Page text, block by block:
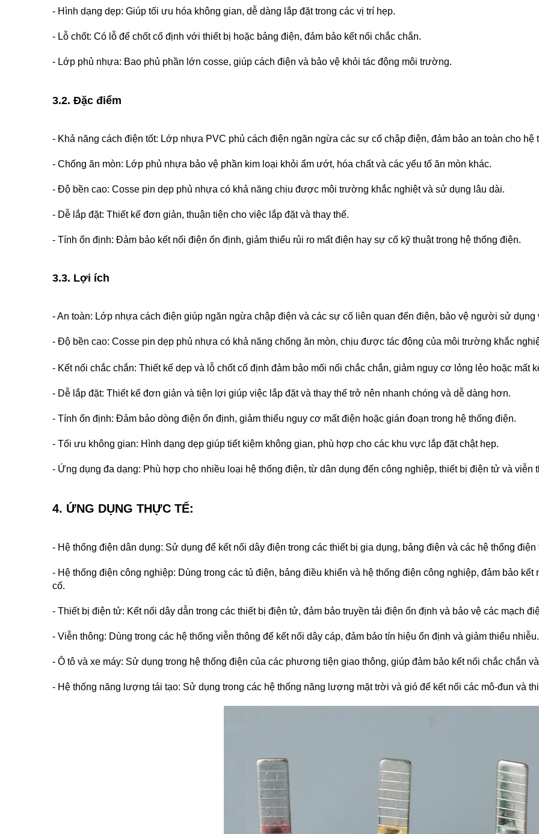
- Hình dạng dẹp: Giúp tối ưu hóa không gian, dễ dàng lắp đặt trong các vị trí hẹp.
- Lỗ chốt: Có lỗ để chốt cố định với thiết bị hoặc bảng điện, đảm bảo kết nối chắc chắn.
- Lớp phủ nhựa: Bao phủ phần lớn cosse, giúp cách điện và bảo vệ khỏi tác động môi trường.
3.2. Đặc điểm
- Khả năng cách điện tốt: Lớp nhựa PVC phủ cách điện ngăn ngừa các sự cố chập điện, đảm bảo an toàn cho hệ
- Chống ăn mòn: Lớp phủ nhựa bảo vệ phần kim loại khỏi ẩm ướt, hóa chất và các yếu tố ăn mòn khác.
- Độ bền cao: Cosse pin dẹp phủ nhựa có khả năng chịu được môi trường khắc nghiệt và sử dụng lâu dài.
- Dễ lắp đặt: Thiết kế đơn giản, thuận tiện cho việc lắp đặt và thay thế.
- Tính ổn định: Đảm bảo kết nối điện ổn định, giảm thiểu rủi ro mất điện hay sự cố kỹ thuật trong hệ thống điện.
3.3. Lợi ích
- An toàn: Lớp nhựa cách điện giúp ngăn ngừa chập điện và các sự cố liên quan đến điện, bảo vệ người sử dụng
- Độ bền cao: Cosse pin dẹp phủ nhựa có khả năng chống ăn mòn, chịu được tác động của môi trường khắc
- Kết nối chắc chắn: Thiết kế dẹp và lỗ chốt cố định đảm bảo mối nối chắc chắn, giảm nguy cơ lỏng lẻo hoặc mất
- Dễ lắp đặt: Thiết kế đơn giản và tiện lợi giúp việc lắp đặt và thay thế trở nên nhanh chóng và dễ dàng hơn.
- Tính ổn định: Đảm bảo dòng điện ổn định, giảm thiểu nguy cơ mất điện hoặc gián đoạn trong hệ thống điện.
- Tối ưu không gian: Hình dạng dẹp giúp tiết kiệm không gian, phù hợp cho các khu vực lắp đặt chật hẹp.
- Ứng dụng đa dạng: Phù hợp cho nhiều loại hệ thống điện, từ dân dụng đến công nghiệp, thiết bị điện tử và viễn
4. ỨNG DỤNG THỰC TẾ:
- Hệ thống điện dân dụng: Sử dụng để kết nối dây điện trong các thiết bị gia dụng, bảng điện và các hệ thống
- Hệ thống điện công nghiệp: Dùng trong các tủ điện, bảng điều khiển và hệ thống điện công nghiệp, đảm bảo
cố.
- Thiết bị điện tử: Kết nối dây dẫn trong các thiết bị điện tử, đảm bảo truyền tải điện ổn định và bảo vệ các mạch
- Viễn thông: Dùng trong các hệ thống viễn thông để kết nối dây cáp, đảm bảo tín hiệu ổn định và giảm thiểu nhiễu.
- Ô tô và xe máy: Sử dụng trong hệ thống điện của các phương tiện giao thông, giúp đảm bảo kết nối chắc chắn
- Hệ thống năng lượng tái tạo: Sử dụng trong các hệ thống năng lượng mặt trời và gió để kết nối các mô-đun và